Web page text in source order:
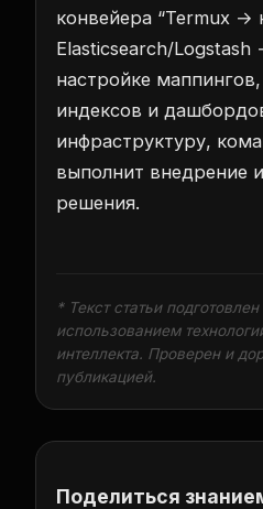
конвейера “Termux
Elasticsearch/Logstash
настройке
индексов и
инфраструктуру,
выполнит внедрение
решения.
* Текст статьи
использованием
интеллекта. Проверен и
публикацией.
Поделиться